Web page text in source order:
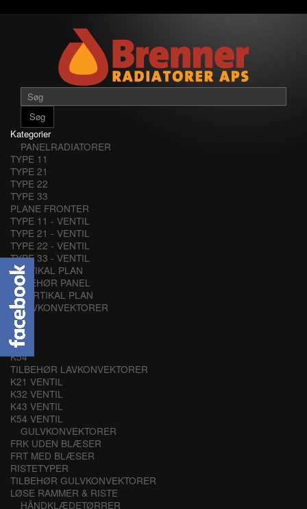
Søg
Kategorier
PANELRADIATORER
TYPE 11
TYPE 21
TYPE 22
TYPE 33
PLANE FRONTER
TYPE 11 - VENTIL
TYPE 21 - VENTIL
TYPE 22 - VENTIL
TYPE 33 - VENTIL
VERTIKAL PLAN
TILBEHØR PANEL
VERTIKAL PLAN
LAVKONVEKTORER
K21
K32
K43
K54
TILBEHØR LAVKONVEKTORER
K21 VENTIL
K32 VENTIL
K43 VENTIL
K54 VENTIL
GULVKONVEKTORER
FRK UDEN BLÆSER
FRT MED BLÆSER
RISTETYPER
TILBEHØR GULVKONVEKTORER
LØSE RAMMER & RISTE
HÅNDKLÆDETØRRER